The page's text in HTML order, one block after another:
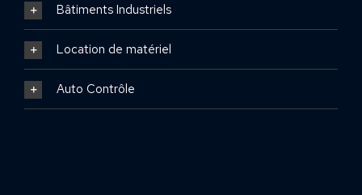
Bâtiments Industriels
Location de matériel
Auto Contrôle